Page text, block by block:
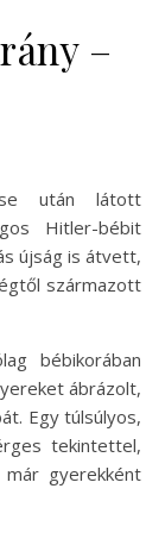
–
Hitler-bébit
újság is átvett,
származott
bébikorában
ábrázolt,
Egy túlsúlyos,
tekintettel,
gyerekként